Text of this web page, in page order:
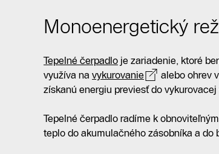
Monoenergetický
Tepelné čerpadlo je zariadenie, ktoré
využíva na vykurovanie
alebo ohrev
získanú energiu previesť do
Tepelné čerpadlo radíme k
teplo do akumulačného zásobníka a do